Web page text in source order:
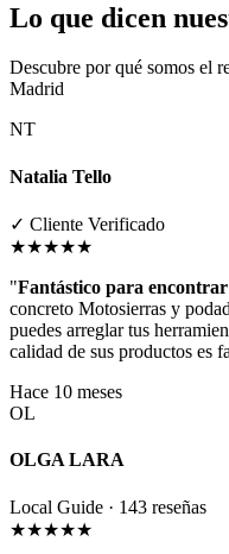
Lo que dicen
Descubre por qué somos el
Madrid
NT
Natalia Tello
✓ Cliente Verificado
★★★★★
"Fantástico para
concreto Motosierras y
puedes arreglar tus
calidad de sus productos es
Hace 10 meses
OL
OLGA LARA
Local Guide · 143 reseñas
★★★★★